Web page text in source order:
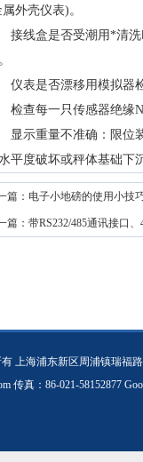
外壳仪表)。
线盒是否受潮用*清洗
表是否漂移用模拟器检
查每一只传感器绝缘N
示重量不准确：限位装
平度破坏或秤体基础下
篇： 电子小地磅的使用小技
篇： 带RS232/485通讯接口
上海浦东新区周浦镇瑞福
传真：86-021-58152877